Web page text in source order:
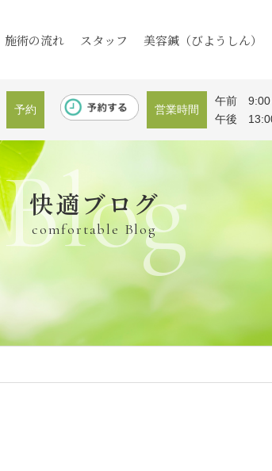
施術の流れ スタッフ 美容鍼（びようしん）
快適ブログ
comfortable Blog
Blog
予約 営業時間
午前 9:00
午後